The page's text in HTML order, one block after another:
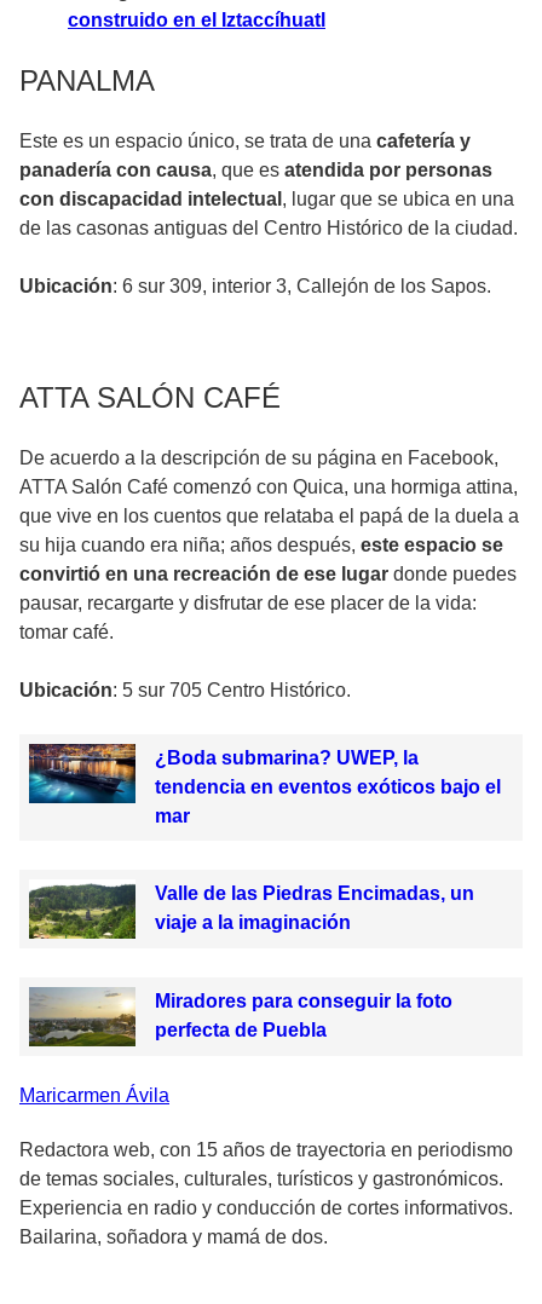
construido en el Iztaccíhuatl
PANALMA
Este es un espacio único, se trata de una cafetería y
panadería con causa, que es atendida por personas
con discapacidad intelectual , lugar que se ubica en una
de las casonas antiguas del Centro Histórico de la ciudad.
Ubicación: 6 sur 309, interior 3, Callejón de los Sapos.
ATTA SALÓN CAFÉ
De acuerdo a la descripción de su página en Facebook,
ATTA Salón Café comenzó con Quica, una hormiga attina,
que vive en los cuentos que relataba el papá de la duela a
su hija cuando era niña; años después, este espacio se
convirtió en una recreación de ese lugar donde puedes
pausar, recargarte y disfrutar de ese placer de la vida:
tomar café.
Ubicación: 5 sur 705 Centro Histórico.
¿Boda submarina? UWEP, la
tendencia en eventos exóticos bajo el
mar
Valle de las Piedras Encimadas, un
viaje a la imaginación
Miradores para conseguir la foto
perfecta de Puebla
Maricarmen Ávila
Redactora web, con 15 años de trayectoria en periodismo
de temas sociales, culturales, turísticos y gastronómicos.
Experiencia en radio y conducción de cortes informativos.
Bailarina, soñadora y mamá de dos.